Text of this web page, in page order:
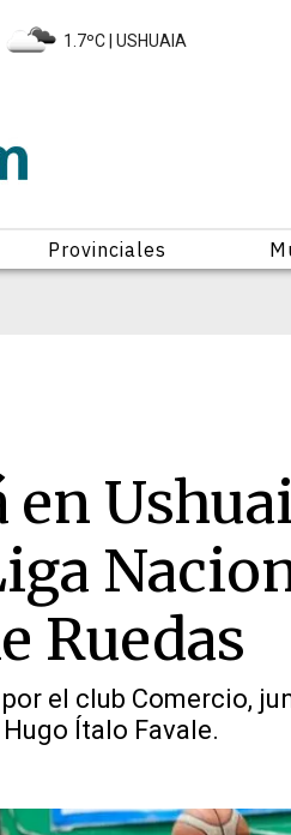
1.7ºC | USHUAIA
Provinciales
en
Ruedas
el club Comercio,
Ítalo Favale.